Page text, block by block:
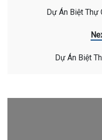
Dự Án Biệt Thự
Dự Án Biệt